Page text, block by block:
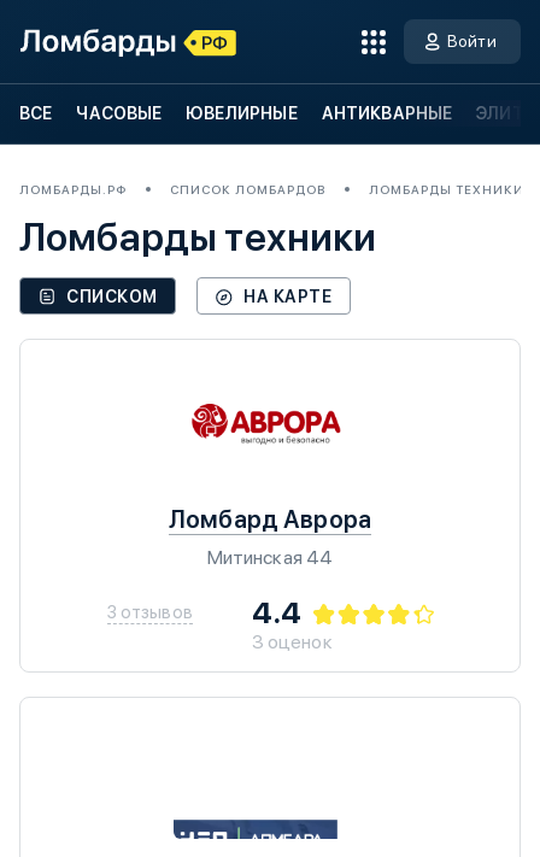
Войти
ВСЕ ЧАСОВЫЕ ЮВЕЛИРНЫЕ АНТИКВАРНЫЕ
ЛОМБАРДЫ.РФ СПИСОК ЛОМБАРДОВ ЛОМБАРДЫ ТЕХНИКИ
Ломбарды техники
СПИСКОМ НА КАРТЕ
Ломбард Аврора
Митинская 44
3 отзывов 4.4
3 оценок